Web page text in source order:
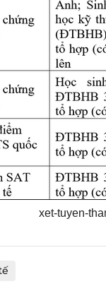
xet-tuyen-